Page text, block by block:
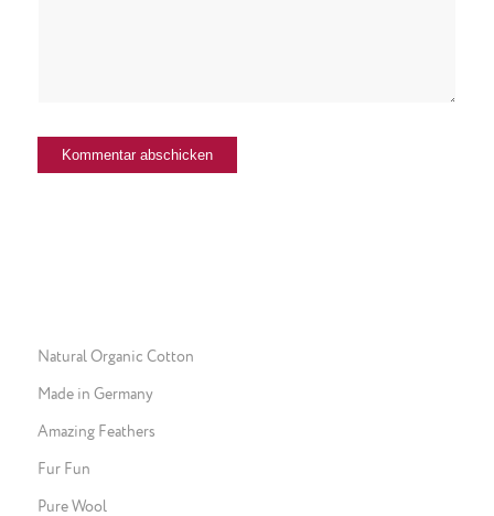
Natural Organic Cotton
Made in Germany
Amazing Feathers
Fur Fun
Pure Wool